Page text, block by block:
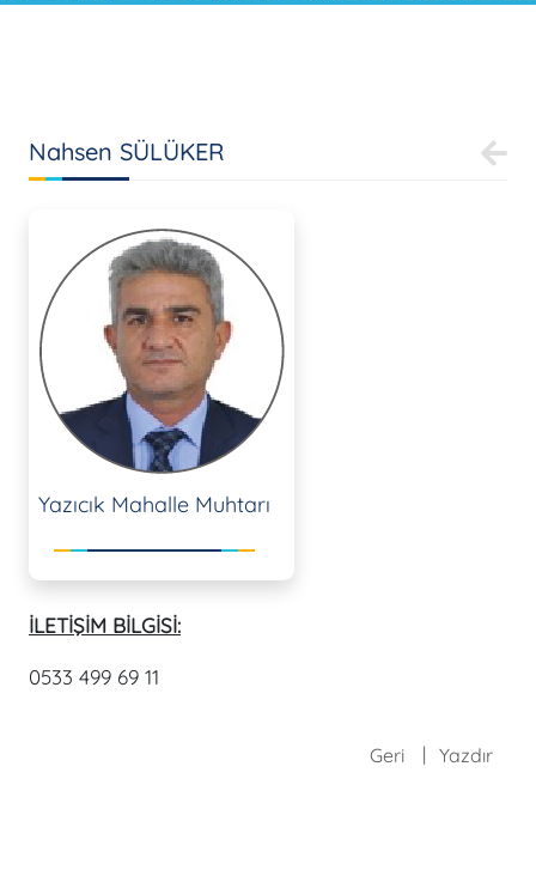
Nahsen SÜLÜKER
Yazıcık Mahalle Muhtarı
İLETİŞİM BİLGİSİ:
0533 499 69 11
Geri Yazdır